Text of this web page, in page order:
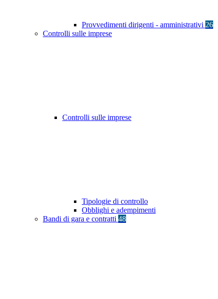
Provvedimenti dirigenti - amministrativi 26
Controlli sulle imprese
Controlli sulle imprese
Tipologie di controllo
Obblighi e adempimenti
Bandi di gara e contratti 48